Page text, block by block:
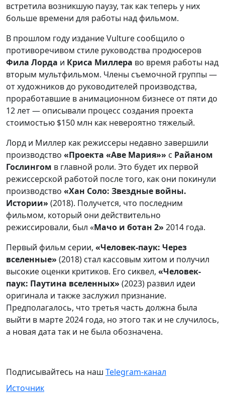
встретила возникшую паузу, так как теперь у них
больше времени для работы над фильмом.
В прошлом году издание Vulture сообщило о
противоречивом стиле руководства продюсеров
Фила Лорда и Криса Миллера во время работы над
вторым мультфильмом. Члены съемочной группы —
от художников до руководителей производства,
проработавшие в анимационном бизнесе от пяти до
12 лет — описывали процесс создания проекта
стоимостью $150 млн как невероятно тяжелый.
Лорд и Миллер как режиссеры недавно завершили
производство «Проекта «Аве Мария»» с Райаном
Гослингом в главной роли. Это будет их первой
режиссерской работой после того, как они покинули
производство «Хан Соло: Звездные войны.
Истории» (2018). Получется, что последним
фильмом, который они действительно
режиссировали, был «Мачо и ботан 2» 2014 года.
Первый фильм серии, «Человек-паук: Через
вселенные» (2018) стал кассовым хитом и получил
высокие оценки критиков. Его сиквел, «Человек-
паук: Паутина вселенных» (2023) развил идеи
оригинала и также заслужил признание.
Предполагалось, что третья часть должна была
выйти в марте 2024 года, но этого так и не случилось,
а новая дата так и не была обозначена.
Подписывайтесь на наш Telegram-канал
Источник